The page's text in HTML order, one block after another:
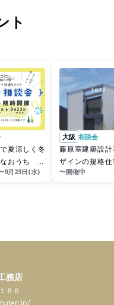
ト
夏涼しく冬
おうち 体
9月23日(水)
大阪 相談会
藤原室建築設
ザインの規格
ｒｉ』相談会
〜開催中
務店
６６